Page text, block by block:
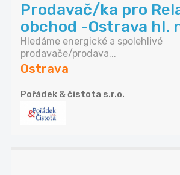
Prodavač/ka pro
obchod -Ostrava hl.
Hledáme energické a spolehlivé
prodavače/prodava...
Ostrava
Pořádek & čistota s.r.o.